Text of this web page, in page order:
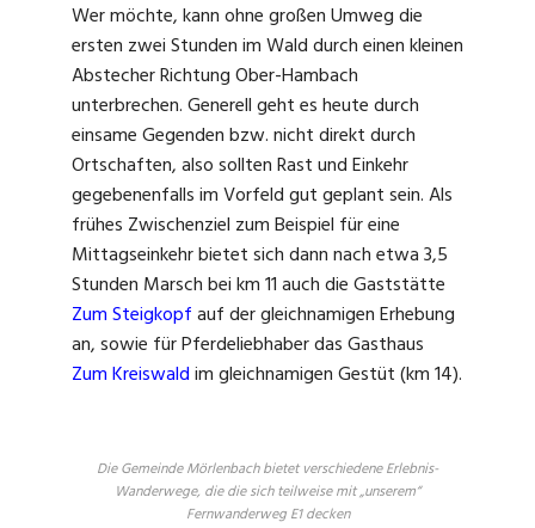
Wer möchte, kann ohne großen Umweg die
ersten zwei Stunden im Wald durch einen kleinen
Abstecher Richtung Ober-Hambach
unterbrechen. Generell geht es heute durch
einsame Gegenden bzw. nicht direkt durch
Ortschaften, also sollten Rast und Einkehr
gegebenenfalls im Vorfeld gut geplant sein. Als
frühes Zwischenziel zum Beispiel für eine
Mittagseinkehr bietet sich dann nach etwa 3,5
Stunden Marsch bei km 11 auch die Gaststätte
Zum Steigkopfauf der gleichnamigen Erhebung
an, sowie für Pferdeliebhaber das Gasthaus
Zum Kreiswaldim gleichnamigen Gestüt (km 14).
Die Gemeinde Mörlenbach bietet verschiedene Erlebnis-
Wanderwege, die die sich teilweise mit „unserem“
Fernwanderweg E1 decken